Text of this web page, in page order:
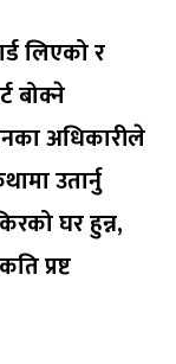
लिएको र
बोक्ने
अधिकारीले
उतार्नु
घर हुन्न,
प्रष्ट